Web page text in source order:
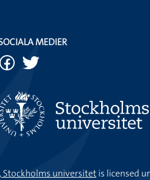
MEDIER
universitetis licensed